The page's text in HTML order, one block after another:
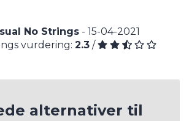
No Strings - 15-04-2021
vurdering: 2.3 /
alternativer til